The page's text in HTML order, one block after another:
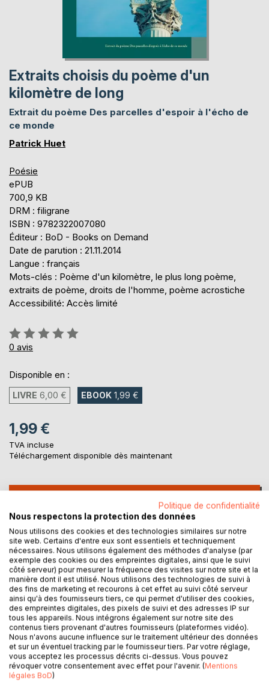
Extraits choisis du poème d'un
kilomètre de long
Extrait du poème Des parcelles d'espoir à l'écho de
ce monde
Patrick Huet
Poésie
ePUB
700,9 KB
DRM : filigrane
ISBN : 9782322007080
Éditeur : BoD - Books on Demand
Date de parution : 21.11.2014
Langue : français
Mots-clés : Poème d'un kilomètre, le plus long poème,
extraits de poème, droits de l'homme, poème acrostiche
Accessibilité: Accès limité
Évaluation:
0%
0 avis
Disponible en :
LIVRE 6,00 € EBOOK 1,99 €
1,99 €
TVA incluse
Téléchargement disponible dès maintenant
Ajouter à ma liste d'envies
Laisser un avis
DESCRIPTION
Cet ouvrage présente le début du poème géant d'un
kilomètre de long.
Politique de confidentialité
Nous respectons la protection des données
Nous utilisons des cookies et des technologies similaires sur notre
site web. Certains d'entre eux sont essentiels et techniquement
nécessaires. Nous utilisons également des méthodes d'analyse (par
exemple des cookies ou des empreintes digitales, ainsi que le suivi
côté serveur) pour mesurer la fréquence des visites sur notre site et la
manière dont il est utilisé. Nous utilisons des technologies de suivi à
des fins de marketing et recourons à cet effet au suivi côté serveur
ainsi qu'à des fournisseurs tiers, ce qui permet d'utiliser des cookies,
des empreintes digitales, des pixels de suivi et des adresses IP sur
tous les appareils. Nous intégrons également sur notre site des
contenus tiers provenant d'autres fournisseurs (plateformes vidéo).
Nous n'avons aucune influence sur le traitement ultérieur des données
et sur un éventuel tracking par le fournisseur tiers. Par votre réglage,
vous acceptez les processus décrits ci-dessus. Vous pouvez
révoquer votre consentement avec effet pour l'avenir. (Mentions
légales BoD)